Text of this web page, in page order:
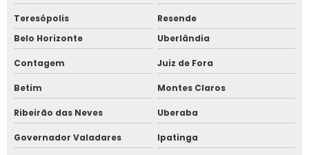
Empresa especializada em projetos elétricos
Empresa laudo spda
Empresa treinamentos de nr 13
Inspeção de caldeiras nr 13
Teresópolis
Resende
Belo Horizonte
Uberlândia
Contagem Juiz de Fora
Betim Montes Claros
Ribeirão das Neves Uberaba
Governador Valadares Ipatinga